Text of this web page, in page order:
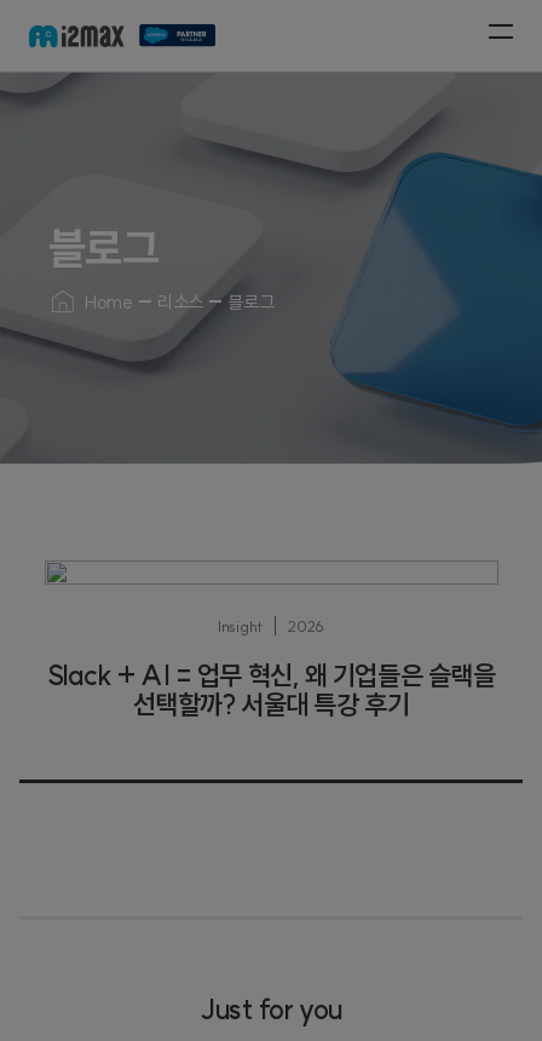
블로그
Home 리소스 블로그
Insight 2026
Slack + AI = 업무 혁신, 왜 기업들은 슬랙을
선택할까? 서울대 특강 후기
Just for you